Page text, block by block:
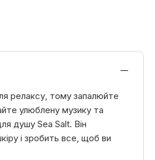
релаксу, тому запалюйте
улюблену музику та
душу Sea Salt. Він
і зробить все, щоб ви